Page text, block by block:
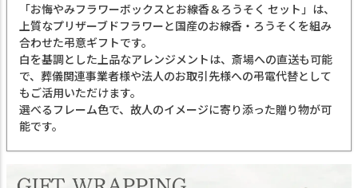
「お悔やみフラワーボックスとお線香＆ろうそく セット」は、
上質なプリザーブドフラワーと国産のお線香・ろうそくを組み
合わせた弔意ギフトです。
白を基調とした上品なアレンジメントは、斎場への直送も可能
で、葬儀関連事業者様や法人のお取引先様への弔電代替として
もご活用いただけます。
選べるフレーム色で、故人のイメージに寄り添った贈り物が可
能です。